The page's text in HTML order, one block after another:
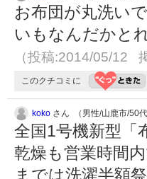
お布団が丸洗い
いもなんだかと
（投稿:2014/05/12
このクチコミに
koko さん （男性/山鹿市/50代
全国1号機新型
乾燥も営業時間
までは洗濯半額